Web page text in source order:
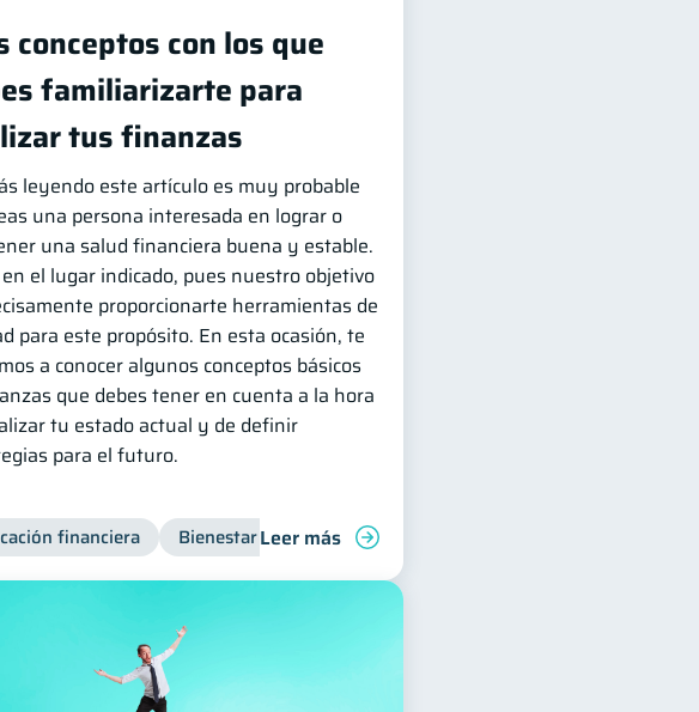
de deudas Finanzas familiares Control de deudas
conceptos con los que
familiarizarte para
tus finanzas
leyendo este artículo es muy probable
una persona interesada en lograr o
una salud financiera buena y estable.
el lugar indicado, pues nuestro objetivo
proporcionarte herramientas de
para este propósito. En esta ocasión, te
a conocer algunos conceptos básicos
que debes tener en cuenta a la hora
tu estado actual y de definir
para el futuro.
financiera Bienestar financiero
Leer más